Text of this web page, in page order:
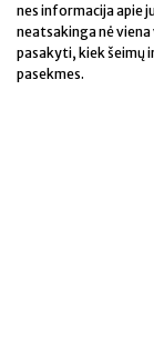
nes informacija apie
neatsakinga nė
pasakyti, kiek šeimų
pasekmes.